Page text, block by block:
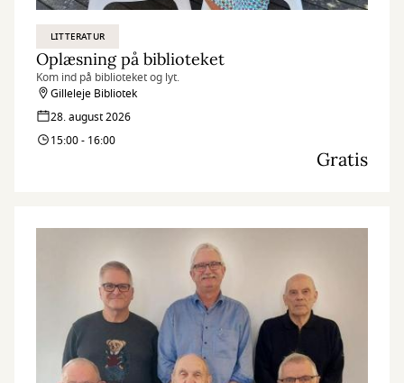
LITTERATUR
Oplæsning på biblioteket
Kom ind på biblioteket og lyt.
Gilleleje Bibliotek
28. august 2026
15:00 - 16:00
Gratis